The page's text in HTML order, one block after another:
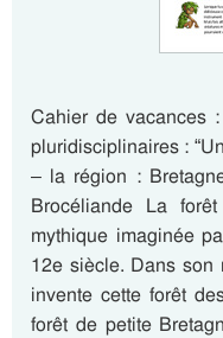
Cahier de vacances
pluridisciplinaires :
– la région :
Brocéliande La
mythique imaginée
12e siècle. Dans son
invente cette forêt
forêt de petite